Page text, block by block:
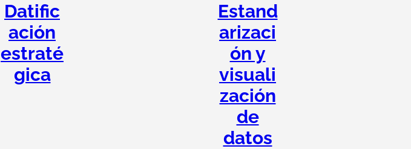
Datific
ación
estraté
gica
Estand
arizaci
ón y
visuali
zación
de
datos